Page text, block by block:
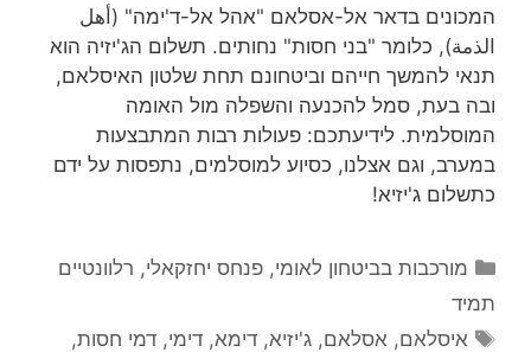
המכונים בדאר אל-אסלאם "אהל אל-ד'ימה" (أهل
الذمة), כלומר "בני חסות" נחותים. תשלום הג'יזיה הוא
תנאי להמשך חייהם וביטחונם תחת שלטון האיסלאם,
ובה בעת, סמל להכנעה והשפלה מול האומה
המוסלמית. לידיעתכם: פעולות רבות המתבצעות
במערב, וגם אצלנו, כסיוע למוסלמים, נתפסות על ידם
כתשלום ג'יזיא!
קטגוריות
מורכבות בביטחון לאומי,פנחס יחזקאלי, רלוונטיים
תמיד
תגיות
איסלאם, אסלאם,ג'יזיא,דימא,דימי,דמי חסות,